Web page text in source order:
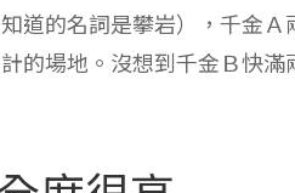
道的名詞是攀岩），千金Ａ
的場地。沒想到千金Ｂ快滿